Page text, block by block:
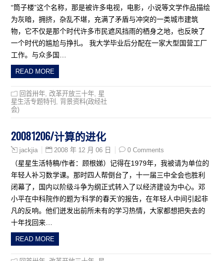
“筒子楼”这个名称，那是被许多电视，电影，小说等文学作品描绘
为灰暗，拥挤，杂乱不堪，充满了矛盾与冲突的一类城市建筑
物，它不仅是那个时代许多市民遮风挡雨的栖身之地，也反映了
一个时代的尴尬与挣扎。 我大学毕业后分配在一家大型国营工厂
工作。与众多国…
READ MORE
回首卅年 改革开放三十年 星
星生活专题特刊
背景资料(政经社
会)
20081206/计算的进化
jackjia 2008 年 12 月 06 日 0 Comments
（星星生活特稿/作者：顾根娣）记得在1979年，我被请为单位的
年轻人补习数学课。那时四人帮倒台了，十一届三中全会也胜利
闭幕了，国内以阶级斗争为纲正式转入了以经济建设为中心。邓
小平在中科院作的题为‘科学的春天’的报告，在年轻人中间引起非
凡的反响。他们迸发出前所未有的学习热情，大家都想把失去的
十年找回来…
READ MORE